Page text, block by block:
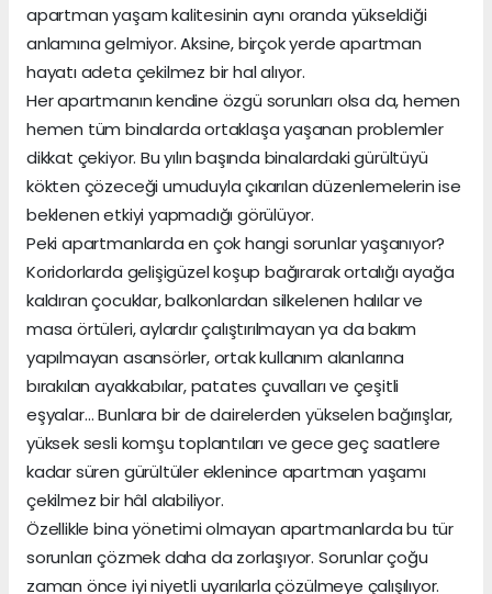
apartman yaşam kalitesinin aynı oranda yükseldiği
anlamına gelmiyor. Aksine, birçok yerde apartman
hayatı adeta çekilmez bir hal alıyor.
Her apartmanın kendine özgü sorunları olsa da, hemen
hemen tüm binalarda ortaklaşa yaşanan problemler
dikkat çekiyor. Bu yılın başında binalardaki gürültüyü
kökten çözeceği umuduyla çıkarılan düzenlemelerin ise
beklenen etkiyi yapmadığı görülüyor.
Peki apartmanlarda en çok hangi sorunlar yaşanıyor?
Koridorlarda gelişigüzel koşup bağırarak ortalığı ayağa
kaldıran çocuklar, balkonlardan silkelenen halılar ve
masa örtüleri, aylardır çalıştırılmayan ya da bakım
yapılmayan asansörler, ortak kullanım alanlarına
bırakılan ayakkabılar, patates çuvalları ve çeşitli
eşyalar… Bunlara bir de dairelerden yükselen bağırışlar,
yüksek sesli komşu toplantıları ve gece geç saatlere
kadar süren gürültüler eklenince apartman yaşamı
çekilmez bir hâl alabiliyor.
Özellikle bina yönetimi olmayan apartmanlarda bu tür
sorunları çözmek daha da zorlaşıyor. Sorunlar çoğu
zaman önce iyi niyetli uyarılarla çözülmeye çalışılıyor.